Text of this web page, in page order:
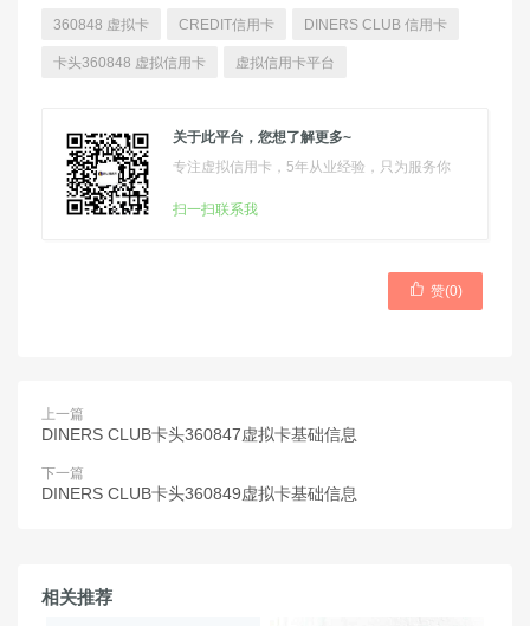
360848 虚拟卡 CREDIT信用卡 DINERS CLUB 信用卡
卡头360848 虚拟信用卡 虚拟信用卡平台
关于此平台，您想了解更多~
专注虚拟信用卡，5年从业经验，只为服务你
扫一扫联系我
 赞(0)
上一篇
DINERS CLUB卡头360847虚拟卡基础信息
下一篇
DINERS CLUB卡头360849虚拟卡基础信息
相关推荐